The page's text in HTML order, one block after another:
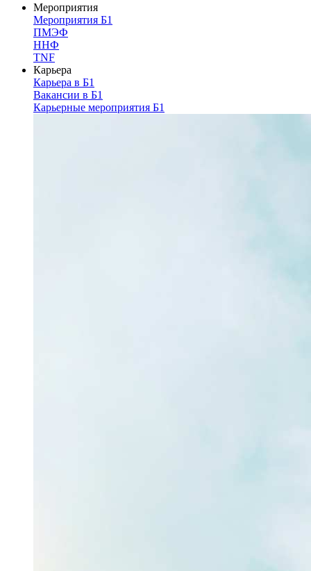
Мероприятия
Мероприятия Б1
ПМЭФ
ННФ
TNF
Карьера
Карьера в Б1
Вакансии в Б1
Карьерные мероприятия Б1